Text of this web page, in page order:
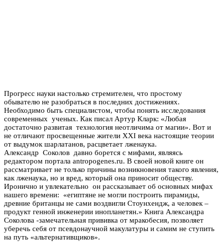
Прогресс науки настолько стремителен, что простому
обывателю не разобраться в последних достижениях.
Необходимо быть специалистом, чтобы понять исследования
современных ученых. Как писал Артур Кларк: «Любая
достаточно развитая технология неотличима от магии». Вот и
не отличают просвещенные жители XXI века настоящие теории
от выдумок шарлатанов, расцветает лженаука.
Александр Соколов давно борется с мифами, являясь
редактором портала antropogenes.ru. В своей новой книге он
рассматривает не только причины возникновения такого явления,
как лженаука, но и вред, который она приносит обществу.
Иронично и увлекательно он рассказывает об основных мифах
нашего времени: «египтяне не могли построить пирамиды,
древние британцы не сами воздвигли Стоунхендж, а человек –
продукт генной инженерии инопланетян.» Книга Александра
Соколова -замечательная прививка от мракобесия, позволяет
уберечь себя от псевдонаучной макулатуры и самим не ступить
на путь «альтернативщиков».